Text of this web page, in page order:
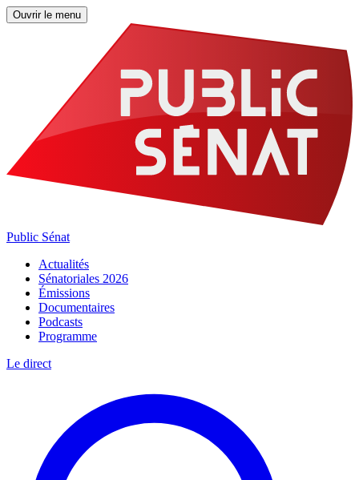
Ouvrir le menu
Public Sénat
Actualités
Sénatoriales 2026
Émissions
Documentaires
Podcasts
Programme
Le direct